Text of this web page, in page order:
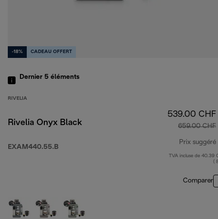
-18% CADEAU OFFERT
Dernier 5 éléments
RIVELIA
Rivelia Onyx Black
EXAM440.55.B
539.00 CHF
659.00 CHF
Prix suggéré
TVA incluse de 40.39
(
Comparer